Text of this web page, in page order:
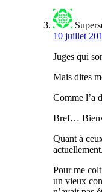
10 juillet
Juges qui
Mais dites
Comme l’a
Bref…
Quant à
Pour me
un vieux